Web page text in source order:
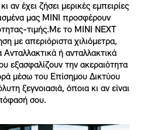
αν έχει ζήσει μερικές εμπειρίες
μας MINI προσφέρουν
τιμής.Με το MINI NEXT
με απεριόριστα χιλιόμετρα,
ή ανταλλακτικά
εξασφαλίζουν την ακεραιότητα
μέσω του Επίσημου Δικτύου
ξεγνοιασιά, όποια κι αν είναι
σου.